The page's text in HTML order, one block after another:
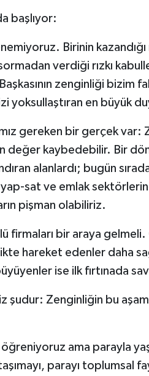
başlıyor:
Birinin
sormadan verdiği rızkı
zenginliği bizim
yoksullaştıran en büyük
gereken bir gerçek var:
değer kaybedebilir. Bir
alanlardı; bugün
sat ve emlak
pişman olabiliriz.
firmaları bir araya
hareket edenler daha
ise ilk fırtınada
şudur: Zenginliğin bu
öğreniyoruz ama parayla
parayı